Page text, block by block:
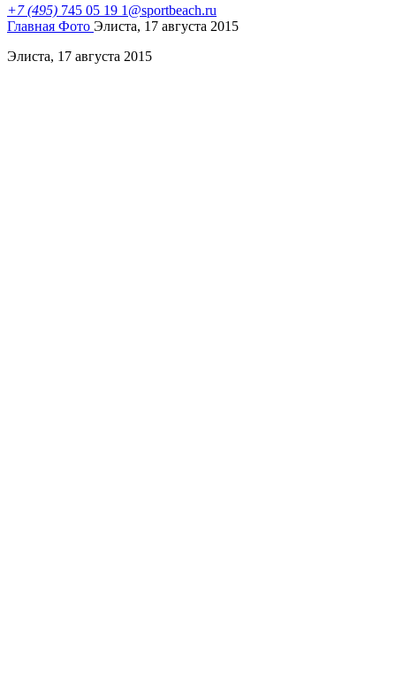
+7 (495) 745 05 19 1@sportbeach.ru
Главная Фото Элиста, 17 августа 2015
Элиста, 17 августа 2015